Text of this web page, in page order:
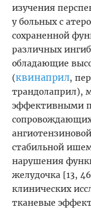
изучения
у больных с
сохраненной
различных
обладающие
(квинаприл,
трандолаприл),
эффективными
стабильной
нарушения
желудочка [13,
клинических
тканевые